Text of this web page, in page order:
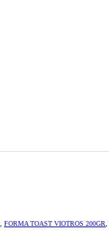
FORMA TOAST VIOTROS 200GR